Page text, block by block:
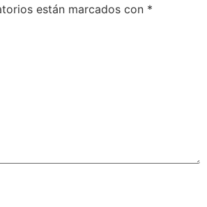
están marcados con *